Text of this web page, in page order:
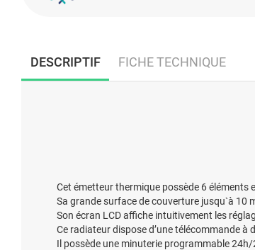
DESCRIPTIF FICHE TECHNIQUE
Cet émetteur thermique possède 6 éléments
Sa grande surface de couverture jusqu`à 10
Son écran LCD affiche intuitivement les
Ce radiateur dispose d’une télécommande
Il possède une minuterie programmable